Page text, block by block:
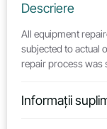
Descriere
All equipment
subjected to actual
repair process was
Informații